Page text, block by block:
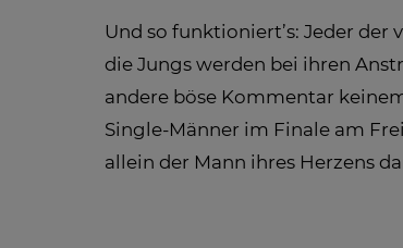
Und so funktioniert’s: Jeder
die Jungs werden bei ihren
andere böse Kommentar
Single-Männer im Finale am
allein der Mann ihres Herzens